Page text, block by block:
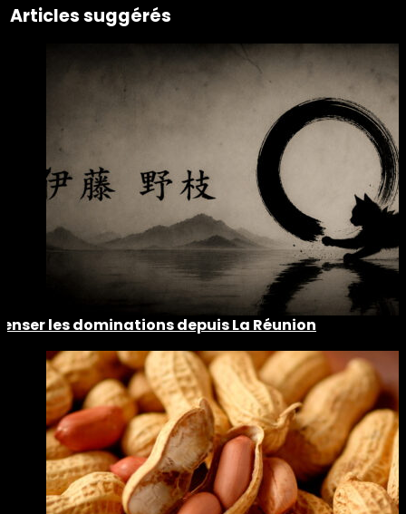
Articles suggérés
les dominations depuis La Réunion